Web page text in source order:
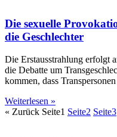
Die sexuelle
die Geschlechter
Die Erstausstrahlung erfolgt
die Debatte um
kommen, dass
Weiterlesen »
« Zurück Seite1 Seite2 Seite3